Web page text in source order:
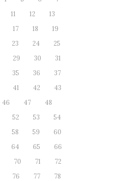
11 12
13
17 18
19
23 24
25
29 30
31
35 36
37
41 42
43
46 47
48
52 53
54
58 59
60
64 65
66
70 71
72
76 77
78